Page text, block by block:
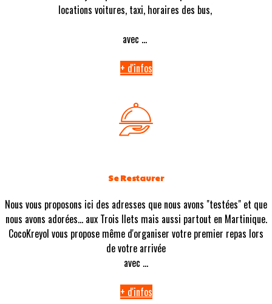
locations voitures, taxi, horaires des bus,
avec ...
+ d'infos
Se Restaurer
Nous vous proposons ici des adresses que nous avons "testées" et que
nous avons adorées... aux Trois Ilets mais aussi partout en Martinique.
CocoKreyol vous propose même d'organiser votre premier repas lors
de votre arrivée
avec ...
+ d'infos